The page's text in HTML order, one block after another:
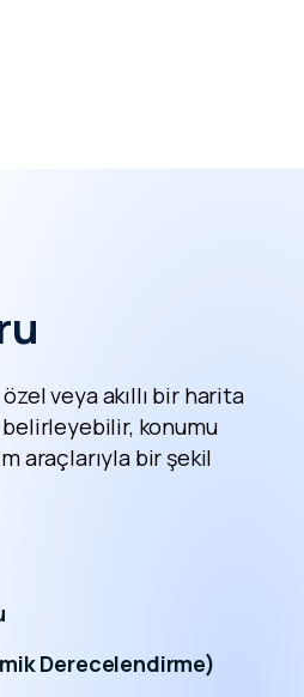
veya akıllı bir harita
belirleyebilir, konumu
araçlarıyla bir şekil
Derecelendirme)